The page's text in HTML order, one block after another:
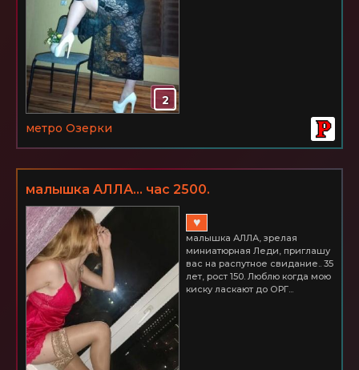
2
метро Озерки
малышка АЛЛА... час 2500.
♥
малышка АЛЛА, зрелая
миниатюрная Леди, приглашу
вас на распутное свидание.. 35
лет, рост 150. Люблю когда мою
киску ласкают до ОРГ...